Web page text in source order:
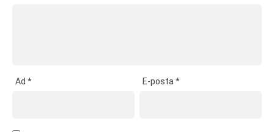
Ad * E-posta*